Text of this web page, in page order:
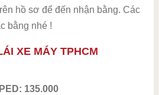
hồ sơ để đến nhận bằng. Các
bằng nhé !
XE MÁY TPHCM
135.000